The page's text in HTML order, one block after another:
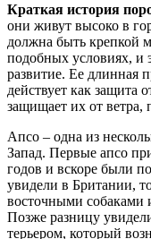
Краткая история
они живут высоко в
должна быть крепкой
подобных условиях, и
развитие. Ее длинная
действует как защита
защищает их от ветра,
Апсо – одна из
Запад. Первые апсо
годов и вскоре были
увидели в Британии,
восточными собаками
Позже разницу
терьером, который